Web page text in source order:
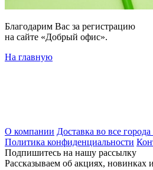
Благодарим Вас за регистрацию
на сайте «Добрый офис».
На главную
О компании Доставка во все
Политика конфиденциальности
Подпишитесь на нашу рассылку
Рассказываем об акциях, новинках